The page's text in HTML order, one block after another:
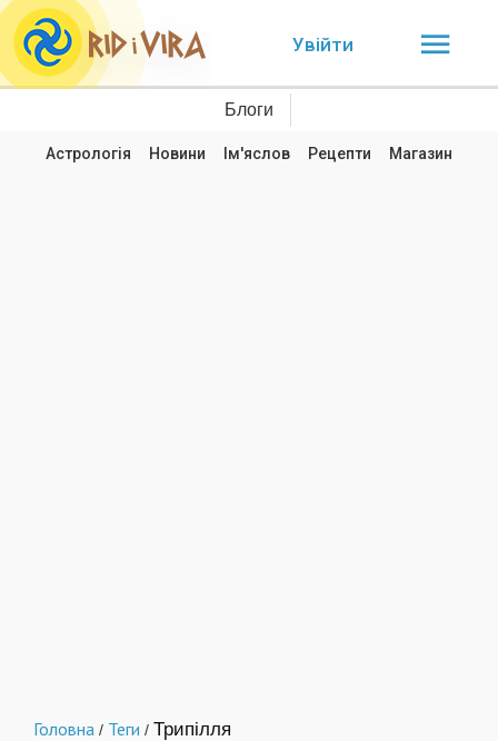
Увійти
Блоги
Астрологія Новини Ім'яслов Рецепти Магазин
Головна / Теги / Трипілля